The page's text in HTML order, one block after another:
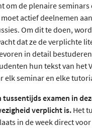
om de plenaire
actief deelnemen
Om dit te doen,
dat ze de verplichte
in detail
hun tekst van het
elk seminar en elke
tussentijds examen in
verplicht is. Het
in de week direct